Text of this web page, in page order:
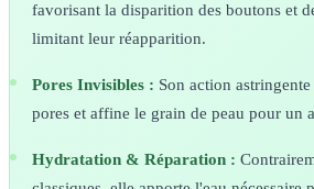
favorisant la disparition des boutons et
limitant leur réapparition.
Pores Invisibles : Son action
pores et affine le grain de peau pour un
Hydratation & Réparation :